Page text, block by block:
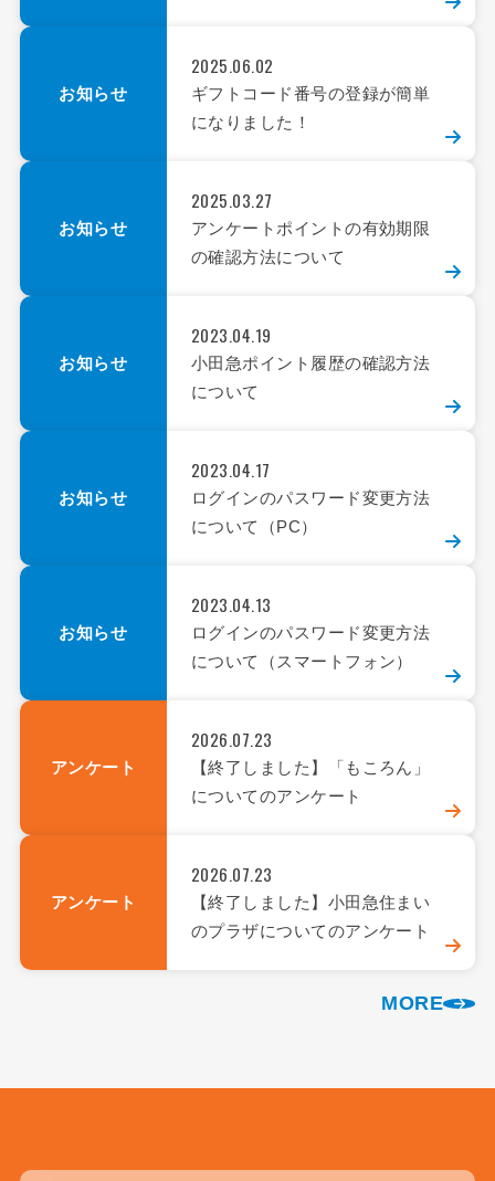
お知らせ
2025.06.02
ギフトコード番号の登録が簡単
になりました！
お知らせ
2025.03.27
アンケートポイントの有効期限
の確認方法について
お知らせ
2023.04.19
小田急ポイント履歴の確認方法
について
お知らせ
2023.04.17
ログインのパスワード変更方法
について（PC）
お知らせ
2023.04.13
ログインのパスワード変更方法
について（スマートフォン）
アンケート
2026.07.23
【終了しました】「もころん」
についてのアンケート
アンケート
2026.07.23
【終了しました】小田急住まい
のプラザについてのアンケート
MORE